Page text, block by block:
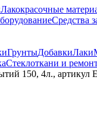
Лакокрасочные
Средства
ГрунтыДобавкиЛаки
Стеклоткани и
150, 4л., артикул